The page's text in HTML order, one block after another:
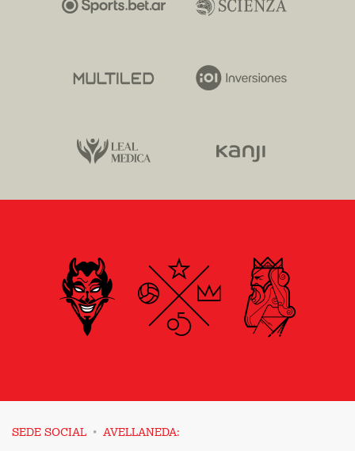
SEDE SOCIAL · AVELLANEDA: